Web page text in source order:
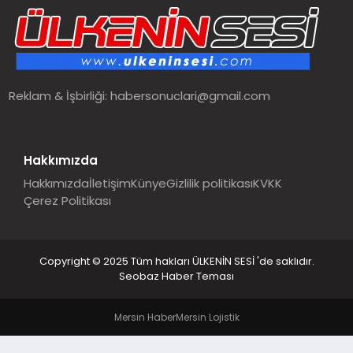
SPOR
MALATYA HABERLERI
Reklam & İşbirliği:habersonuclari@gmail.com
Hakkımızda
HakkımızdaİletişimKünyeGizlilik politikasıKVKK
Çerez Politikası
Copyright © 2025 Tüm hakları ÜLKENİN SESİ 'de saklıdır.
Seobaz Haber Teması
Mersin HaberMersin Lojistik